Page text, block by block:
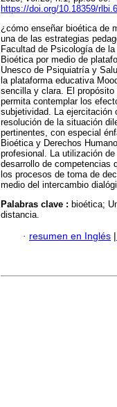
https://doi.org/10.18359/
¿cómo enseñar bioética de
una de las estrategias
Facultad de Psicología de
Bioética por medio de
Unesco de Psiquiatría y
la plataforma educativa
sencilla y clara. El propósito
permita contemplar los
subjetividad. La ejercitación
resolución de la situación
pertinentes, con especial
Bioética y Derechos
profesional. La utilización
desarrollo de competencias
los procesos de toma de
medio del intercambio
Palabras clave : bioética;
distancia.
· resumen en Inglés |